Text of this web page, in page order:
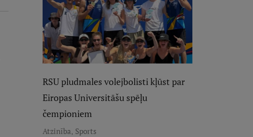
RSU pludmales volejbolisti kļūst par
Eiropas Universitāšu spēļu
čempioniem
Atzinība, Sports